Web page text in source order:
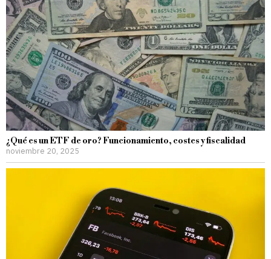
¿Qué es un ETF de oro? Funcionamiento, costes y fiscalidad
noviembre 20, 2025